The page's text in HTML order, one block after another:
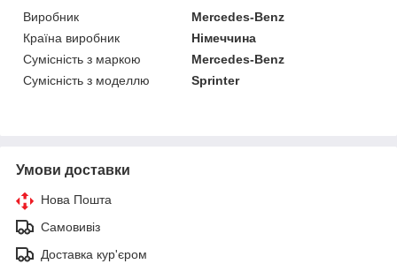
Виробник
Mercedes-Benz
Країна виробник
Німеччина
Сумісність з маркою
Mercedes-Benz
Сумісність з моделлю
Sprinter
Умови доставки
Нова Пошта
Самовивіз
Доставка кур'єром